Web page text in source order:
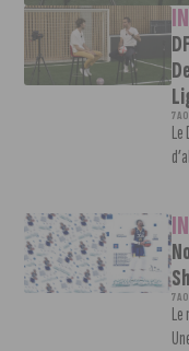
7
7